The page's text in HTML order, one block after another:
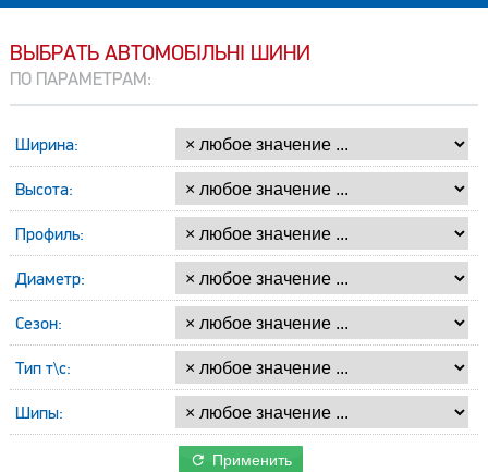
ВЫБРАТЬ АВТОМОБІЛЬНІ ШИНИ
ПО ПАРАМЕТРАМ:
Ширина:
Высота:
Профиль:
Диаметр:
Сезон:
Тип т\с:
Шипы:
Применить